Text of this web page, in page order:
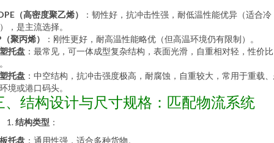
（高密度聚乙烯）
：韧性好，抗冲击性强，耐低温性能优异（适合冷
，是主流选择。
聚丙烯）
：刚性更好，耐高温性能略优（但高温环境仍有限制）。
托盘 ：最常见，可一体成型复杂结构，表面光滑，自重相对轻，性价比
托盘 ：中空结构，抗冲击强度极高，耐腐蚀，自重较大，常用于重载
境或港口码头。
、结构设计与尺寸规格：匹配物流系统
结构类型 ：
托盘 ：通用性强，适合多种货物。